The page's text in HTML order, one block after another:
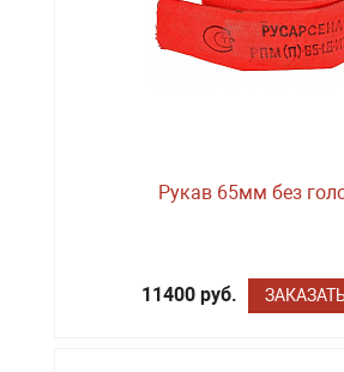
Рукав 65мм без
11400 руб.